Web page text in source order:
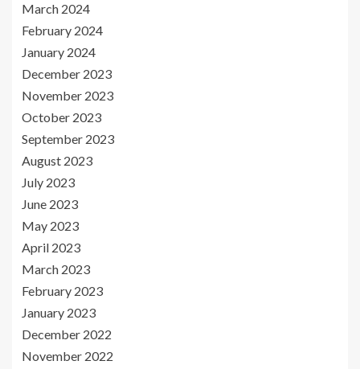
March 2024
February 2024
January 2024
December 2023
November 2023
October 2023
September 2023
August 2023
July 2023
June 2023
May 2023
April 2023
March 2023
February 2023
January 2023
December 2022
November 2022